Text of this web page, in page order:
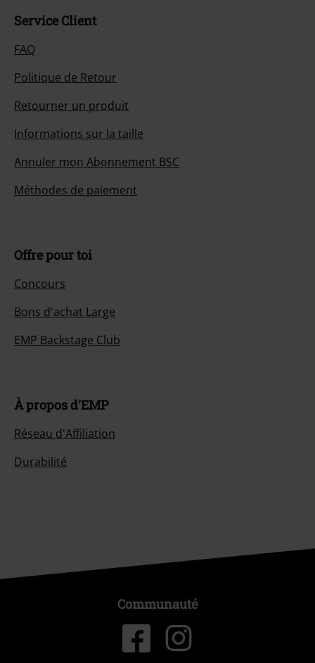
Service Client
FAQ
Politique de Retour
Retourner un produit
Informations sur la taille
Annuler mon Abonnement BSC
Méthodes de paiement
Offre pour toi
Concours
Bons d'achat Large
EMP Backstage Club
À propos d'EMP
Réseau d'Affiliation
Durabilité
Communauté